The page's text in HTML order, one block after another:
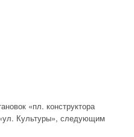
«пл. конструктора
Культуры», следующим